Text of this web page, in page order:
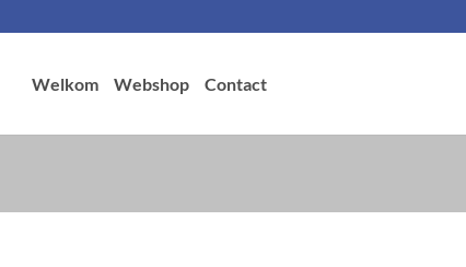
Welkom Webshop Contact